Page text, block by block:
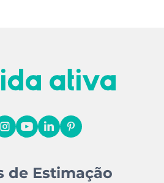
de Estimação